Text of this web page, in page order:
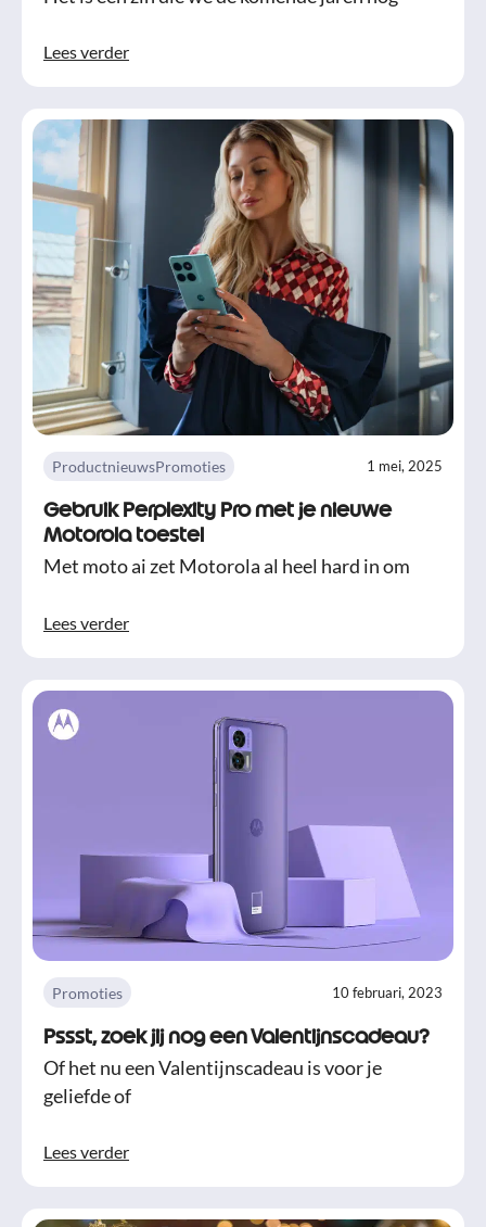
Lees verder
ProductnieuwsPromoties 1 mei, 2025
Gebruik Perplexity Pro met je nieuwe
Motorola toestel
Met moto ai zet Motorola al heel hard in om
Lees verder
Promoties 10 februari, 2023
Pssst, zoek jij nog een Valentijnscadeau?
Of het nu een Valentijnscadeau is voor je
geliefde of
Lees verder